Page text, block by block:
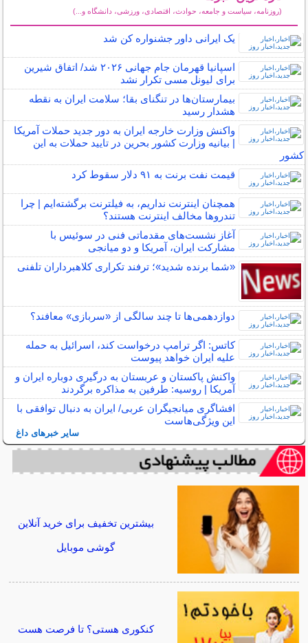
(روزنامه، سیاست و جامعه، حوادث، اقتصادی، ورزشی، دانشگاه و...)
یک ایرانی داور جشنواره کن شد
اسپانیا قهرمان جام جهانی ۲۰۲۶ شد/ اتفاق شیرین
برای لیونل مسی تکرار نشد
بیمارستان‌ها در تنگنای بقا؛ سلامت ایران به نقطه
هشدار رسید
واکنش وزارت خارجه ایران به دور جدید حملات آمریکا
| بیانیه وزارت کشور بحرین در تایید حملات به این
کشور
قیمت نفت برنت به ۹۱ دلار سقوط کرد
همچنان اینترنت نداریم، به فیلترنت برگشته‌ایم | چرا
تندروها مخالف اینترنت هستند؟
آغاز نشست‌های مقدماتی فنی در سوئیس با
مشارکت ایران، آمریکا و دو میانجی
«شما برنده شدید»؛ ترفند تکراری کلاهبرداران تلفنی
دوازدهمی‌ها تا چند سالگی از «سربازی» معافند؟
کاتس: اگر ترامپ درخواست کند، اسرائیل به حمله
علیه ایران خواهد پیوست
واکنش پاکستان و عربستان به درگیری دوباره ایران و
آمریکا | روسیه: طرفین به مذاکره برگردند
افشاگری میانجیگران عربی/ ایران به دنبال توافقی با
این ویژگی‌هاست
سایر خبرهای داغ
بیشترین تخفیف برای خرید آنلاین
گوشی موبایل
کنکوری هستی؟ تا فرصت هست